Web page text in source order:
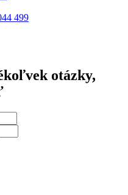
499
otázky,